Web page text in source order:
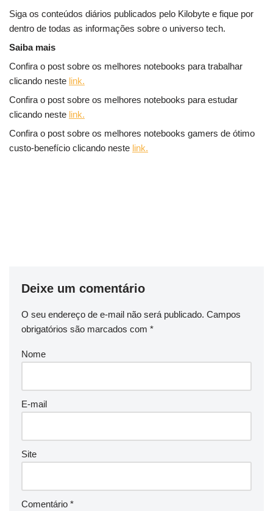
Siga os conteúdos diários publicados pelo Kilobyte e fique por
dentro de todas as informações sobre o universo tech.
Saiba mais
Confira o post sobre os melhores notebooks para trabalhar
clicando neste link.
Confira o post sobre os melhores notebooks para estudar
clicando neste link.
Confira o post sobre os melhores notebooks gamers de ótimo
custo-benefício clicando neste link.
Deixe um comentário
O seu endereço de e-mail não será publicado. Campos
obrigatórios são marcados com *
Nome
E-mail
Site
Comentário *